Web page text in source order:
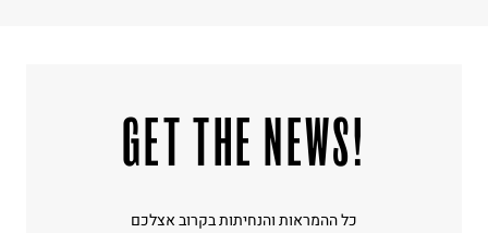
!GET THE NEWS
כל ההמראות והנחיתות בקרוב אצלכם